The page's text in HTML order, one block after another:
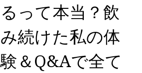
るって本当？飲
み続けた私の体
験＆Q&Aで全て